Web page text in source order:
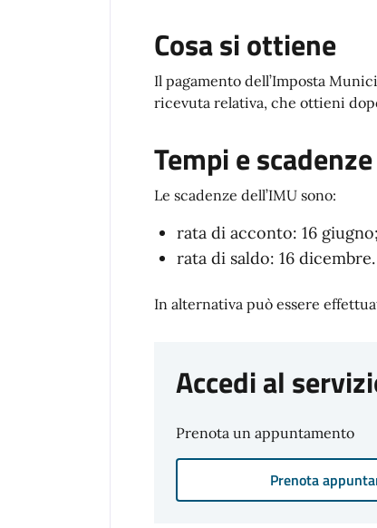
Cosa si ottiene
Il pagamento dell’Imposta
ricevuta relativa, che ottieni
Tempi e scadenze
Le scadenze dell’IMU sono:
rata di acconto: 16 giugno;
rata di saldo: 16 dicembre.
In alternativa può essere
Accedi al
Prenota un appuntamento
Prenota